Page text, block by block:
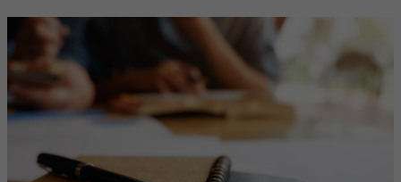
Guia Responsable
Salut animal i salut pública
CONTACTE